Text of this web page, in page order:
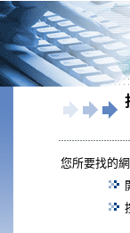
您所要找的